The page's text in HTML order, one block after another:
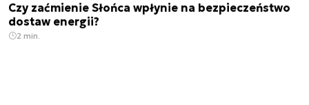
Czy zaćmienie Słońca wpłynie na bezpieczeństwo
dostaw energii?
2 min.